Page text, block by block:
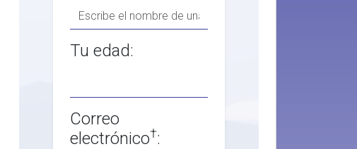
Tu edad:
Correo
electrónico†: